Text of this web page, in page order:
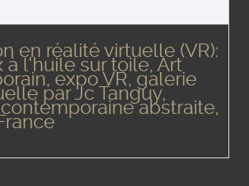
en réalité virtuelle (VR):
à l'huile sur toile, Art
expo VR, galerie
par Jc Tanguy,
abstraite,